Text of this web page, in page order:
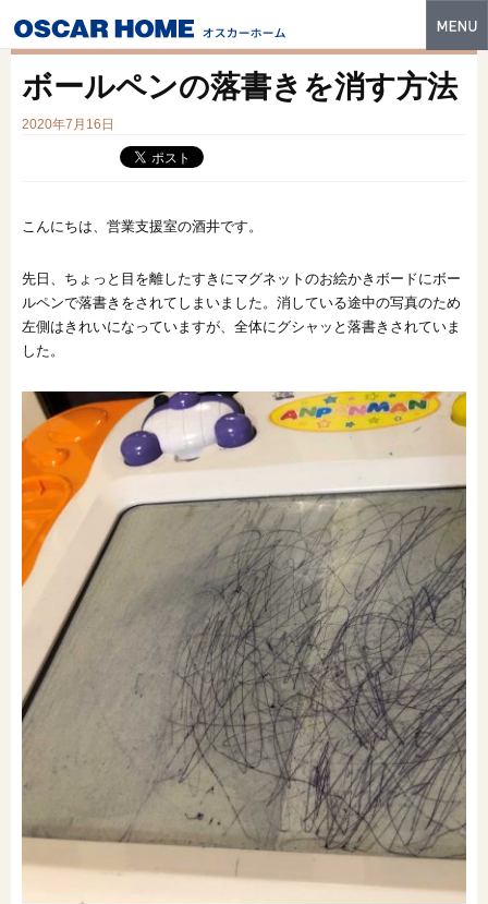
性能・技術
建築実例
フォトギャラリー
スマートセレクト
土地情報
オンライン相談会
ボールペンの落書きを消す方法
2020年7月16日
こんにちは、営業支援室の酒井です。
先日、ちょっと目を離したすきにマグネットのお絵かきボードにボー
ルペンで落書きをされてしまいました。消している途中の写真のため
左側はきれいになっていますが、全体にグシャッと落書きされていま
した。